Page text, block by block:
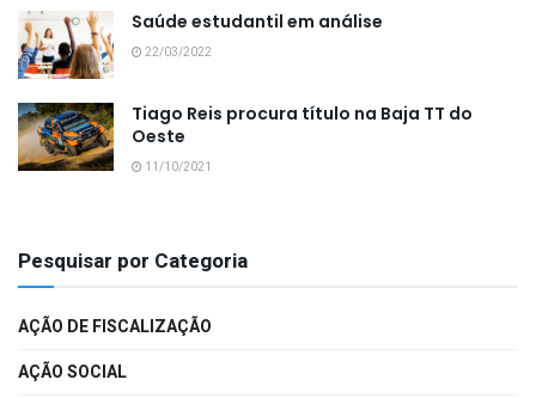
Saúde estudantil em análise
22/03/2022
Tiago Reis procura título na Baja TT do
Oeste
11/10/2021
Pesquisar por Categoria
AÇÃO DE FISCALIZAÇÃO
AÇÃO SOCIAL